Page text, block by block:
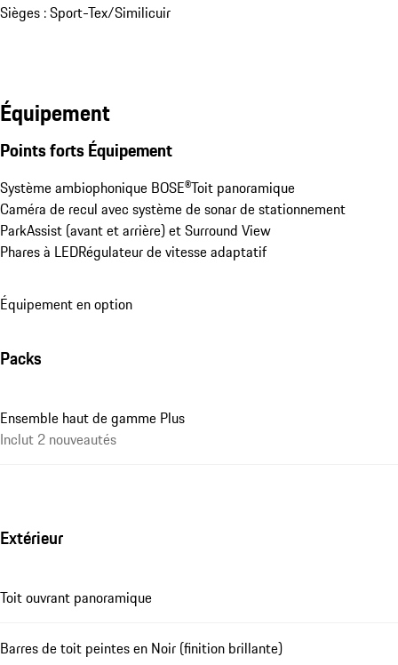
Sièges : Sport-Tex/Similicuir
Équipement
Points forts Équipement
Système ambiophonique BOSE®Toit panoramique
Caméra de recul avec système de sonar de stationnement
ParkAssist (avant et arrière) et Surround View
Phares à LEDRégulateur de vitesse adaptatif
Équipement en option
Packs
Ensemble haut de gamme Plus
Inclut 2 nouveautés
Extérieur
Toit ouvrant panoramique
Barres de toit peintes en Noir (finition brillante)